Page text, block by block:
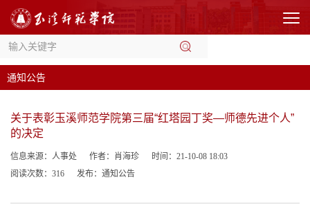
通知公告
关于表彰玉溪师范学院第三届“红塔园丁奖—师德先进个人”
的决定
信息来源：人事处 作者：肖海珍
时间：21-10-08 18:03
阅读次数： 316 发布：通知公告